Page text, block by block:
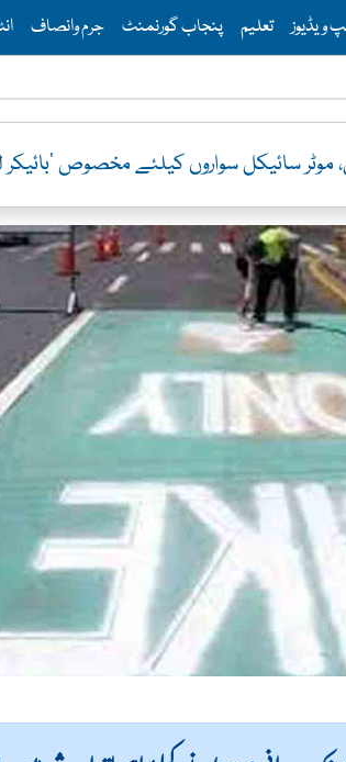
This is the
ویڈیوز تعلیم پنجاب گورنمنٹ جرم وانصاف
موٹر سائیکل سواروں کیلئے مخصوص ’بائیکر